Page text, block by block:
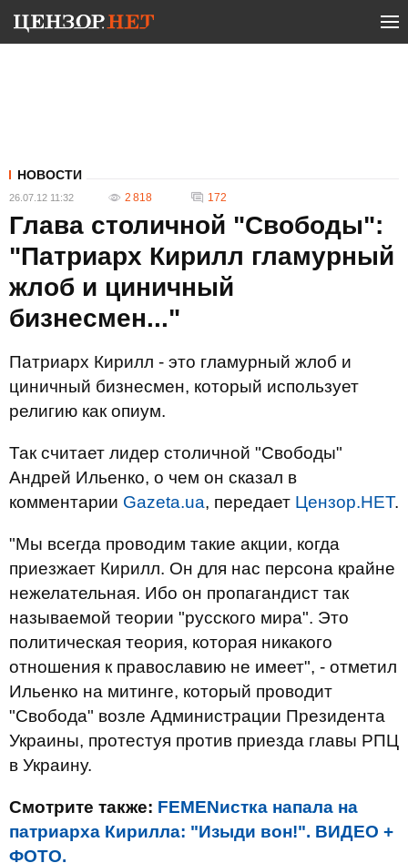
НОВОСТИ
26.07.12 11:32 2 818 172
Глава столичной "Свободы":
"Патриарх Кирилл гламурный
жлоб и циничный
бизнесмен..."
Патриарх Кирилл - это гламурный жлоб и
циничный бизнесмен, который использует
религию как опиум.
Так считает лидер столичной "Свободы"
Андрей Ильенко, о чем он сказал в
комментарии Gazeta.ua, передает Цензор.НЕТ.
"Мы всегда проводим такие акции, когда
приезжает Кирилл. Он для нас персона крайне
нежелательная. Ибо он пропагандист так
называемой теории "русского мира". Это
политическая теория, которая никакого
отношения к православию не имеет", - отметил
Ильенко на митинге, который проводит
"Свобода" возле Администрации Президента
Украины, протестуя против приезда главы РПЦ
в Украину.
Смотрите также: FEMENистка напала на
патриарха Кирилла: "Изыди вон!". ВИДЕО +
ФОТО.